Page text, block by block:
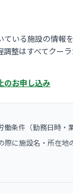
いる施設の情
整はすべてク
のお申し込み
条件（勤務日時
に施設名・所在地